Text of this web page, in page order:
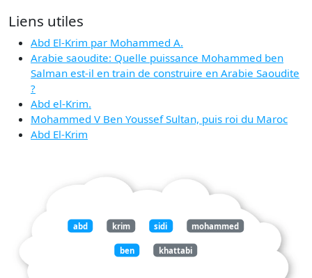
Liens utiles
Abd El-Krim par Mohammed A.
Arabie saoudite: Quelle puissance Mohammed ben
Salman est-il en train de construire en Arabie Saoudite
?
Abd el-Krim.
Mohammed V Ben Youssef Sultan, puis roi du Maroc
Abd El-Krim
abd krim sidi mohammed
ben khattabi